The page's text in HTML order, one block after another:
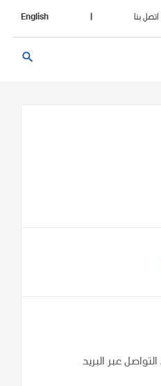
اتصل بنا English
search
عبر البريد